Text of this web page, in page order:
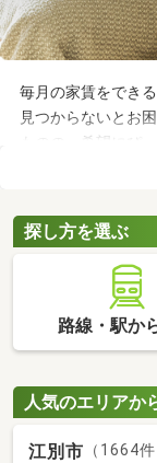
毎月の家賃をでき
見つからないとお
ものの、希望にぴ
ます。ここでは、
るお部屋を探して
探し方を選ぶ
路線・駅か
人気のエリアか
江別市 （1664件